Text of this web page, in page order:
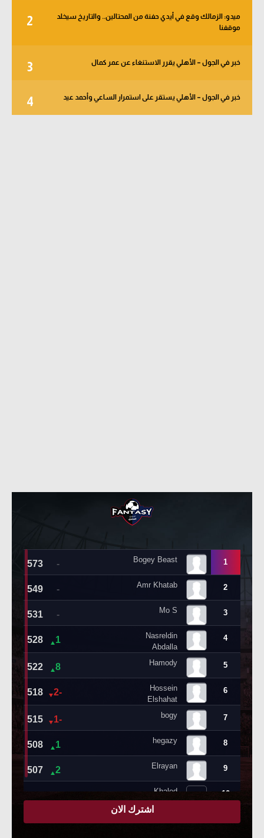
2
ميدو: الزمالك وقع في أيدي حفنة من المحتالين.. والتاريخ سيخلد
موقفنا
3 خبر في الجول – الأهلي يقرر الاستنغاء عن عمر كمال
4 خبر في الجول – الأهلي يستقر على استمرار الساعي وأحمد عيد